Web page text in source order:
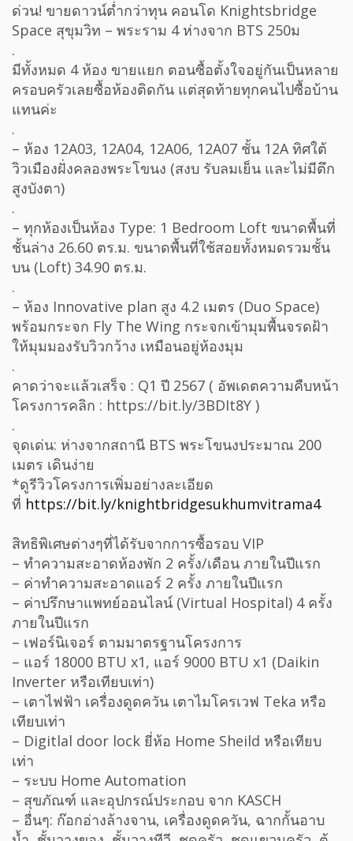
ด่วน! ขายดาวน์ต่ำกว่าทุน คอนโด Knightsbridge
Space สุขุมวิท – พระราม 4 ห่างจาก BTS 250ม
.
มีทั้งหมด 4 ห้อง ขายแยก ตอนซื้อตั้งใจอยู่กันเป็นหลาย
ครอบครัวเลยซื้อห้องติดกัน แต่สุดท้ายทุกคนไปซื้อบ้าน
แทนค่ะ
.
– ห้อง 12A03, 12A04, 12A06, 12A07 ชั้น 12A ทิศใต้
วิวเมืองฝั่งคลองพระโขนง (สงบ รับลมเย็น และไม่มีตึก
สูงบังตา)
.
– ทุกห้องเป็นห้อง Type: 1 Bedroom Loft ขนาดพื้นที่
ชั้นล่าง 26.60 ตร.ม. ขนาดพื้นที่ใช้สอยทั้งหมดรวมชั้น
บน (Loft) 34.90 ตร.ม.
.
– ห้อง Innovative plan สูง 4.2 เมตร (Duo Space)
พร้อมกระจก Fly The Wing กระจกเข้ามุมพื้นจรดฝ้า
ให้มุมมองรับวิวกว้าง เหมือนอยู่ห้องมุม
.
คาดว่าจะแล้วเสร็จ : Q1 ปี 2567 ( อัพเดตความคืบหน้า
โครงการคลิก : https://bit.ly/3BDIt8Y )
.
จุดเด่น: ห่างจากสถานี BTS พระโขนงประมาณ 200
เมตร เดินง่าย
*ดูรีวิวโครงการเพิ่มอย่างละเอียด
ที่ https://bit.ly/knightbridgesukhumvitrama4
สิทธิพิเศษต่างๆที่ได้รับจากการซื้อรอบ VIP
– ทำความสะอาดห้องพัก 2 ครั้ง/เดือน ภายในปีแรก
– ค่าทำความสะอาดแอร์ 2 ครั้ง ภายในปีแรก
– ค่าปรึกษาแพทย์ออนไลน์ (Virtual Hospital) 4 ครั้ง
ภายในปีแรก
– เฟอร์นิเจอร์ ตามมาตรฐานโครงการ
– แอร์ 18000 BTU x1, แอร์ 9000 BTU x1 (Daikin
Inverter หรือเทียบเท่า)
– เตาไฟฟ้า เครื่องดูดควัน เตาไมโครเวฟ Teka หรือ
เทียบเท่า
– Digitlal door lock ยี่ห้อ Home Sheild หรือเทียบ
เท่า
– ระบบ Home Automation
– สุขภัณฑ์ และอุปกรณ์ประกอบ จาก KASCH
– อื่นๆ: ก๊อกอ่างล้างจาน, เครื่องดูดควัน, ฉากกั้นอาบ